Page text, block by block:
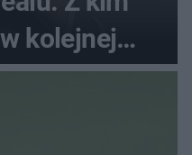
kolejnej